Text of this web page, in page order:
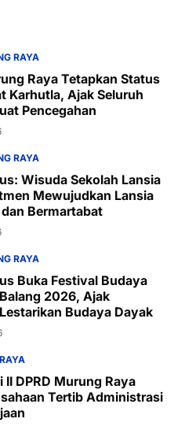
RAYA
Raya Tetapkan Status
Karhutla, Ajak Seluruh
Pencegahan
RAYA
Wisuda Sekolah Lansia
Mewujudkan Lansia
Bermartabat
RAYA
Buka Festival Budaya
2026, Ajak
Budaya Dayak
II DPRD Murung Raya
Tertib Administrasi